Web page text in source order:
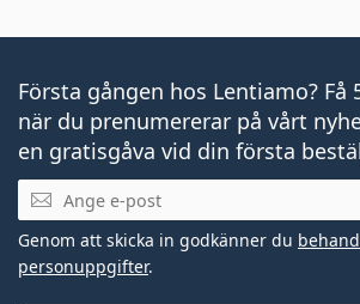
Första gången hos Lentiamo? Få
när du prenumererar på vårt
en gratisgåva vid din första
Mejladress
Genom att skicka in godkänner du
personuppgifter.